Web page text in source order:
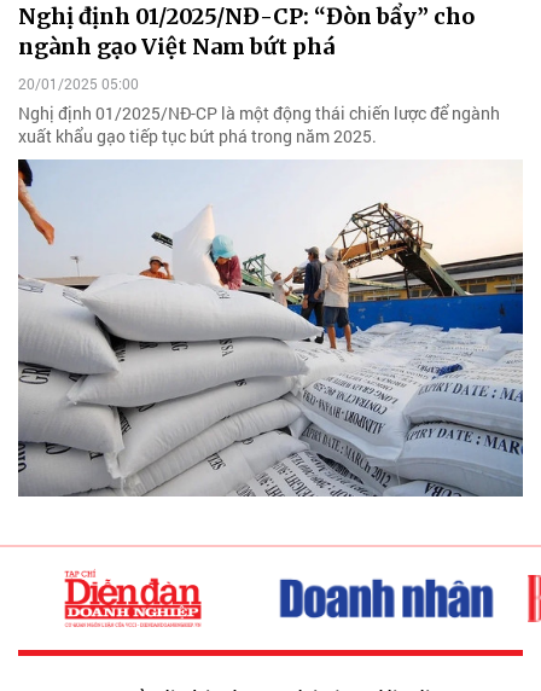
Nghị định 01/2025/NĐ-CP: “Đòn bẩy” cho
ngành gạo Việt Nam bứt phá
20/01/2025 05:00
Nghị định 01/2025/NĐ-CP là một động thái chiến lược để ngành
xuất khẩu gạo tiếp tục bứt phá trong năm 2025.